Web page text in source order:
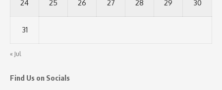
24 25 26 27 28 29 30
31
« Jul
Find Us on Socials